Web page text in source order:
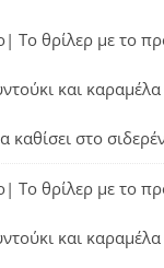
Το θρίλερ με το
και καραμέλα
καθίσει στο
Το θρίλερ με το
και καραμέλα